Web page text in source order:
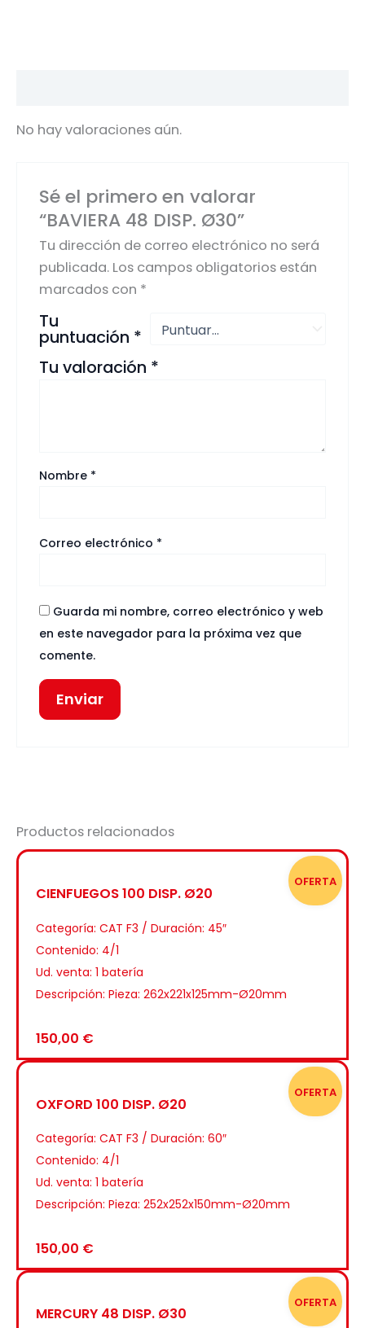
No hay valoraciones aún.
Sé el primero en valorar
“BAVIERA 48 DISP. Ø30”
Tu dirección de correo electrónico no será
publicada. Los campos obligatorios están
marcados con *
Tu
puntuación *
Tu valoración *
Nombre *
Correo electrónico *
Guarda mi nombre, correo electrónico y web
en este navegador para la próxima vez que
comente.
Productos relacionados
OFERTA
CIENFUEGOS 100 DISP. Ø20
Categoría: CAT F3 / Duración: 45″
Contenido: 4/1
Ud. venta: 1 batería
Descripción: Pieza: 262x221x125mm-Ø20mm
150,00 €
OFERTA
OXFORD 100 DISP. Ø20
Categoría: CAT F3 / Duración: 60″
Contenido: 4/1
Ud. venta: 1 batería
Descripción: Pieza: 252x252x150mm-Ø20mm
150,00 €
OFERTA
MERCURY 48 DISP. Ø30